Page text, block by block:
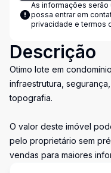
As informações serão
possa entrar em
privacidade e termos
Descrição
Otimo lote em
infraestrutura,
topografia.
O valor deste imóvel
pelo proprietário sem
vendas para maiores